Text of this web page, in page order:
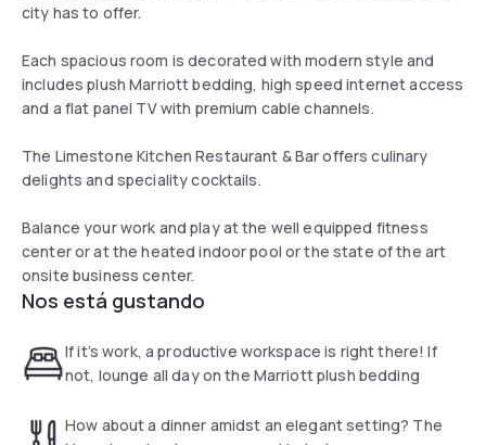
city has to offer.
Each spacious room is decorated with modern style and
includes plush Marriott bedding, high speed internet access
and a flat panel TV with premium cable channels.
The Limestone Kitchen Restaurant & Bar offers culinary
delights and speciality cocktails.
Balance your work and play at the well equipped fitness
center or at the heated indoor pool or the state of the art
onsite business center.
Nos está gustando
If it’s work, a productive workspace is right there! If
not, lounge all day on the Marriott plush bedding
How about a dinner amidst an elegant setting? The